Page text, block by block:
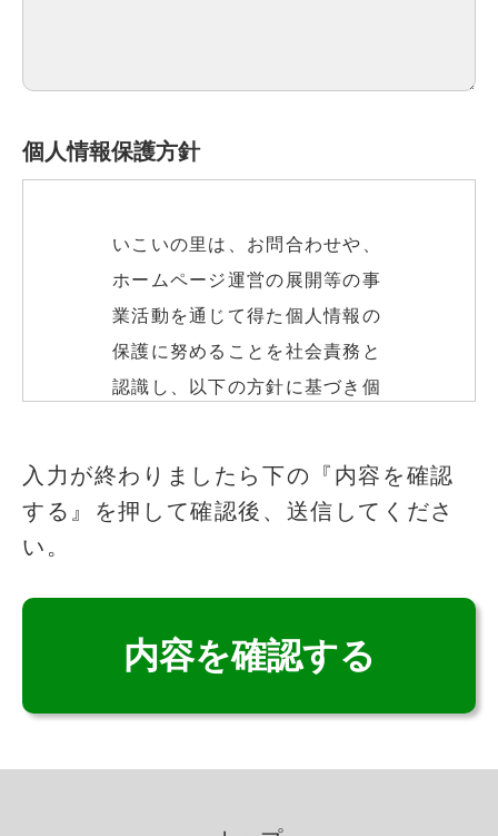
個人情報保護方針
いこいの里は、お問合わせや、
ホームページ運営の展開等の事
業活動を通じて得た個人情報の
保護に努めることを社会責務と
認識し、以下の方針に基づき個
個人情報の取得
致します。
個人情報の利用
の際に示した利用目的の範囲
このフィールドは空のままにしてください
入力が終わりましたら下の『内容を確認
する』を押して確認後、送信してくださ
い。